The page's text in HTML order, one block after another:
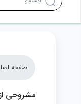
صفحه
مشروحی